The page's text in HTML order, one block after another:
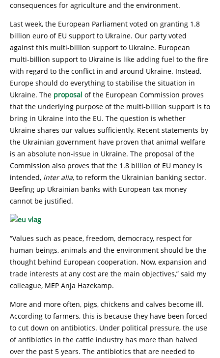
consequences for agriculture and the environment.
Last week, the European Parliament voted on granting 1.8
billion euro of EU support to Ukraine. Our party voted
against this multi-billion support to Ukraine. European
multi-billion support to Ukraine is like adding fuel to the fire
with regard to the conflict in and around Ukraine. Instead,
Europe should do everything to stabilise the situation in
Ukraine. The proposal of the European Commission proves
that the underlying purpose of the multi-billion support is to
bring in Ukraine into the EU. The question is whether
Ukraine shares our values sufficiently. Recent statements by
the Ukrainian government have proven that animal welfare
is an absolute non-issue in Ukraine. The proposal of the
Commission also proves that the 1.8 billion of EU money is
intended, inter alia, to reform the Ukrainian banking sector.
Beefing up Ukrainian banks with European tax money
cannot be justified.
“Values such as peace, freedom, democracy, respect for
human beings, animals and the environment should be the
thought behind European cooperation. Now, expansion and
trade interests at any cost are the main objectives,” said my
colleague, MEP Anja Hazekamp.
More and more often, pigs, chickens and calves become ill.
According to farmers, this is because they have been forced
to cut down on antibiotics. Under political pressure, the use
of antibiotics in the cattle industry has more than halved
over the past 5 years. The antibiotics that are needed to